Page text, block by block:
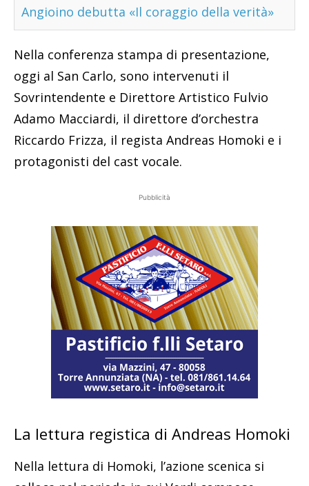
Angioino debutta «Il coraggio della verità»
Nella conferenza stampa di presentazione,
oggi al San Carlo, sono intervenuti il
Sovrintendente e Direttore Artistico Fulvio
Adamo Macciardi, il direttore d’orchestra
Riccardo Frizza, il regista Andreas Homoki e i
protagonisti del cast vocale.
Pubblicità
La lettura registica di Andreas Homoki
Nella lettura di Homoki, l’azione scenica si